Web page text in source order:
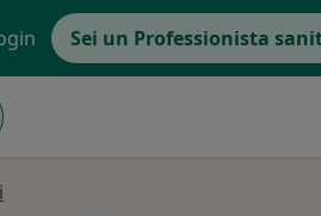
Sei un Professionista